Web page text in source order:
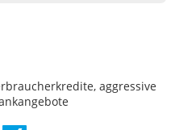
aggressive